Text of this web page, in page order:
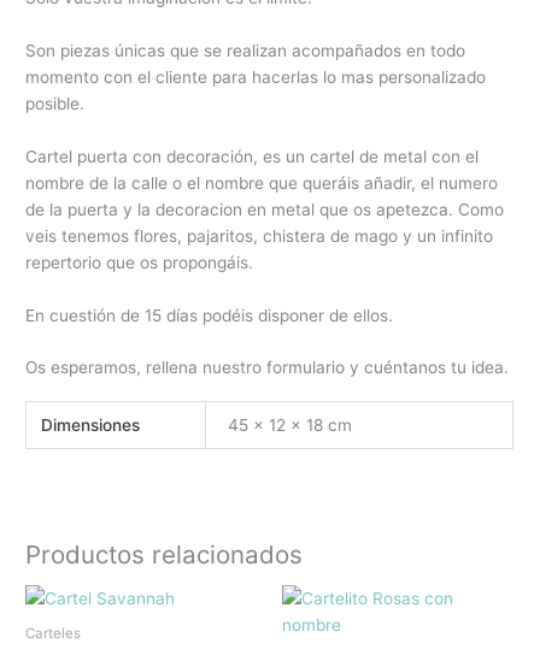
Son piezas únicas que se realizan acompañados en todo
momento con el cliente para hacerlas lo mas personalizado
posible.
Cartel puerta con decoración, es un cartel de metal con el
nombre de la calle o el nombre que queráis añadir, el numero
de la puerta y la decoracion en metal que os apetezca. Como
veis tenemos flores, pajaritos, chistera de mago y un infinito
repertorio que os propongáis.
En cuestión de 15 días podéis disponer de ellos.
Os esperamos, rellena nuestro formulario y cuéntanos tu idea.
Dimensiones 45 × 12 × 18 cm
Productos relacionados
Carteles